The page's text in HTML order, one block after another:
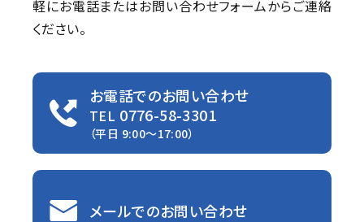
軽にお電話またはお問い合わせフォームからご連絡
ください。
お電話でのお問い合わせ
TEL 0776-58-3301
（平日 9:00〜17:00）
メールでのお問い合わせ